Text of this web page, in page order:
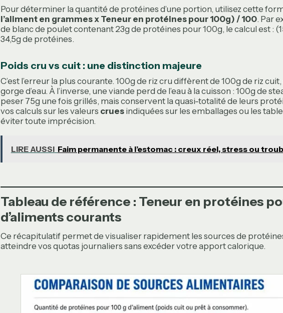
Pour déterminer la quantité de protéines d’une portion, utilisez cette
l’aliment en grammes x Teneur en protéines pour 100g) / 100. Par
de blanc de poulet contenant 23g de protéines pour 100g, le calcul est :
34,5g de protéines.
Poids cru vs cuit : une distinction majeure
C’est l’erreur la plus courante. 100g de riz cru diffèrent de 100g de riz
gorge d’eau. À l’inverse, une viande perd de l’eau à la cuisson : 100g de
peser 75g une fois grillés, mais conservent la quasi-totalité de leurs
vos calculs sur les valeurs crues indiquées sur les emballages ou les
éviter toute imprécision.
LIRE AUSSI Faim permanente à l’estomac : creux réel, stress ou
Tableau de référence : Teneur en protéines
d’aliments courants
Ce récapitulatif permet de visualiser rapidement les sources de
atteindre vos quotas journaliers sans excéder votre apport calorique.